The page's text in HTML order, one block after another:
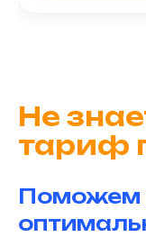
Не
тариф
Поможем